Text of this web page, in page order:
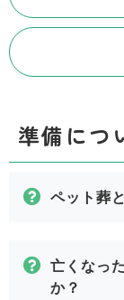
準備につ
ペット葬
亡くなっ
か？